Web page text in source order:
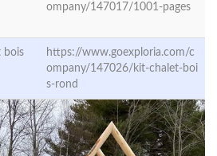
ompany/147017/1001-pages
bois
https://www.goexploria.com/c
ompany/147026/kit-chalet-boi
s-rond